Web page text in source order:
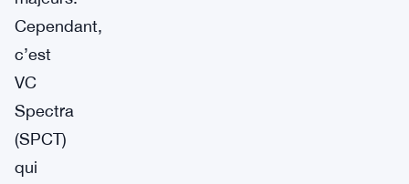
Cependant,
c’est
VC
Spectra
(SPCT)
qui